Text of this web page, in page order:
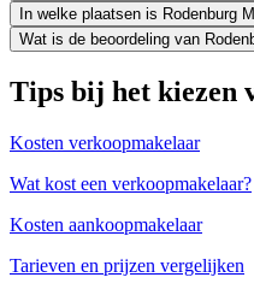
In welke plaatsen is Rodenburg
Wat is de beoordeling van
Tips bij het kiezen
Kosten verkoopmakelaar
Wat kost een verkoopmakelaar?
Kosten aankoopmakelaar
Tarieven en prijzen vergelijken